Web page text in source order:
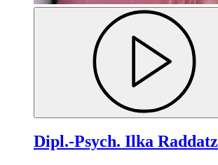
Dipl.-Psych. Ilka Raddatz